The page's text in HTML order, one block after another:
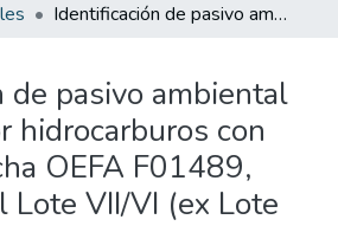
Identificación de pasivo ambiental del subsector hidrocarburos con código de Ficha OEFA F01489, ubicado en el Lote VII/VI (ex Lote VII), en el distrito de La Brea de la provincia Talara del departamento de Piura
de pasivo ambiental
hidrocarburos con
OEFA F01489,
Lote VII/VI (ex Lote